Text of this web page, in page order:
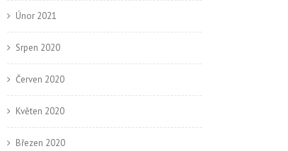
Únor 2021
Srpen 2020
Červen 2020
Květen 2020
Březen 2020